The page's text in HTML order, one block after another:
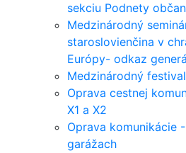
sekciu Podnety
Medzinárodný
staroslovienčina v
Európy- odkaz
Medzinárodný festival
Oprava cestnej
X1 a X2
Oprava komunikácie
garážach